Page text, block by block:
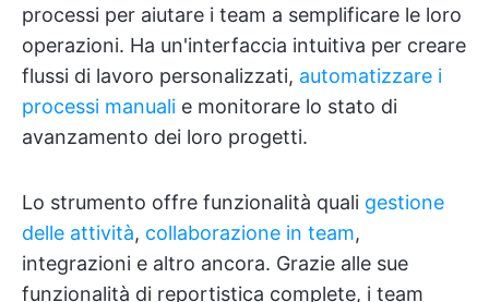
processi per aiutare i team a semplificare le loro
operazioni. Ha un'interfaccia intuitiva per creare
flussi di lavoro personalizzati, automatizzare i
processi manuali e monitorare lo stato di
avanzamento dei loro progetti.
Lo strumento offre funzionalità quali gestione
delle attività, collaborazione in team,
integrazioni e altro ancora. Grazie alle sue
funzionalità di reportistica complete, i team